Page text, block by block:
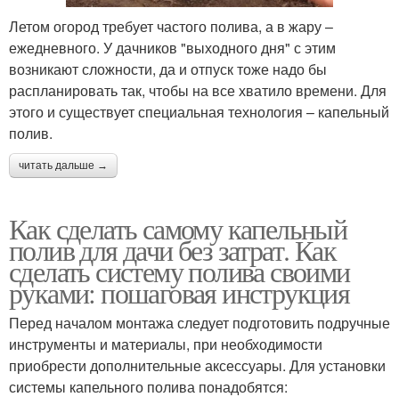
Летом огород требует частого полива, а в жару –
ежедневного. У дачников "выходного дня" с этим
возникают сложности, да и отпуск тоже надо бы
распланировать так, чтобы на все хватило времени. Для
этого и существует специальная технология – капельный
полив.
читать дальше →
Как сделать самому капельный
полив для дачи без затрат. Как
сделать систему полива своими
руками: пошаговая инструкция
Перед началом монтажа следует подготовить подручные
инструменты и материалы, при необходимости
приобрести дополнительные аксессуары. Для установки
системы капельного полива понадобятся: